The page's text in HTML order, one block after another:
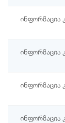
ინფორმაცია
ინფორმაცია
ინფორმაცია
ინფორმაცია